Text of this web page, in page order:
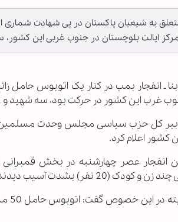
شیعیان پاکستان در پی شهادت شماری از
ایالت بلوچستان در جنوب غربی این کشور،
ـ انفجار بمب در کنار یک اتوبوس حامل
کشور در حرکت بود، سه شهید و 31 زخمی برجای گذاشت.
کل حزب سیاسی مجلس وحدت مسلمین
اعلام کرد.
انفجار عصر چهارشنبه در بخش
نفر) بشدت آسیب دیدند.